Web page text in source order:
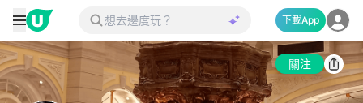
下載App
關注